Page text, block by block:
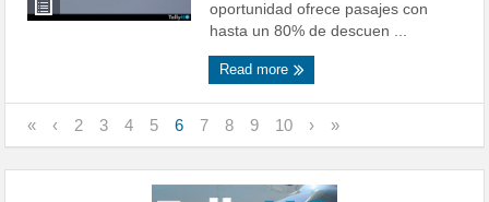
oportunidad ofrece pasajes con
hasta un 80% de descuen ...
Read more
« ‹ 2 3 4 5 6 7 8 9 10 › »